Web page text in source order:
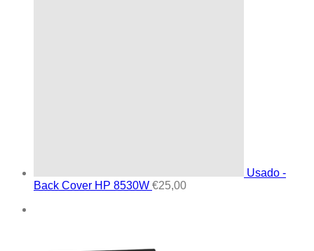
Usado -
Back Cover HP 8530W €25,00